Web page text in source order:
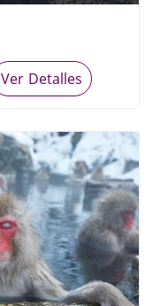
Ver Detalles